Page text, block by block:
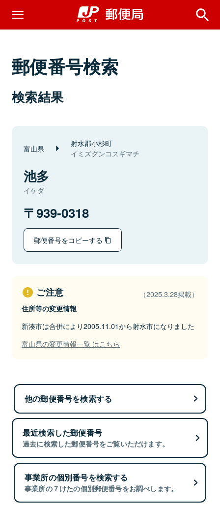
郵便番号検索
検索結果
富山県 射水郡小杉町
イミズグンコスギマチ
池多
イケダ
939-0318
郵便番号をコピーする
ご注意 （2025.3.28掲載）
住所等の変更情報
新湊市は合併により2005.11.01から射水市になりました
富山県の変更情報一覧 はこちら
他の郵便番号を検索する
最近検索した郵便番号
過去に検索した郵便番号をご覧いただけます。
事業所の個別番号を検索する
事業所の７けたの個別郵便番号をお調べします。